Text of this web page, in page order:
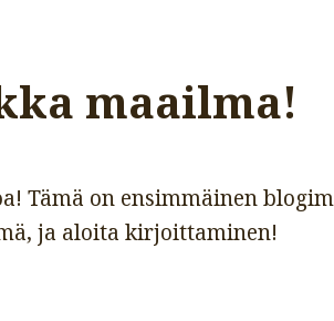
maailma!
Tämä on ensimmäinen
ja aloita kirjoittaminen!